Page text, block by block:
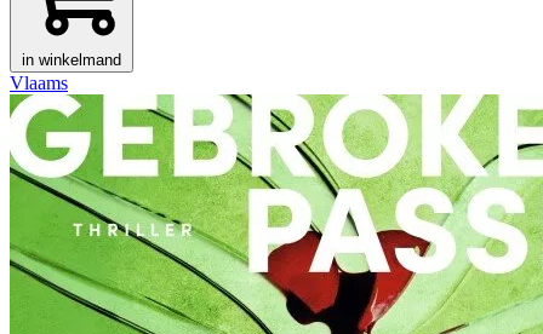
in winkelmand
Vlaams